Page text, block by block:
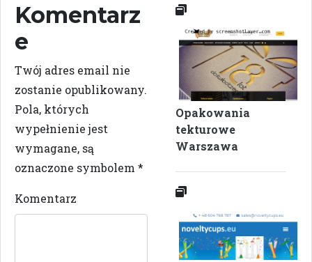
Komentarz
e
Twój adres email nie
zostanie opublikowany.
Pola, których
wypełnienie jest
wymagane, są
oznaczone symbolem *
Komentarz
Opakowania
tekturowe
Warszawa